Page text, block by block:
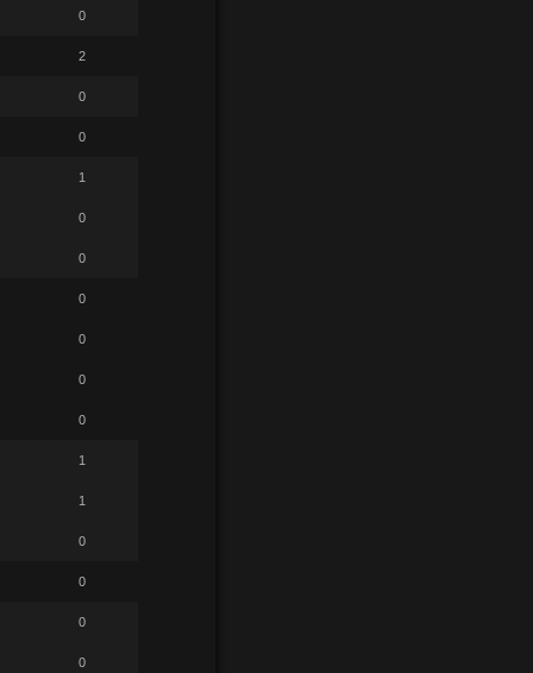
0
2
0
0
1
0
0
0
0
0
0
1
1
0
0
0
0